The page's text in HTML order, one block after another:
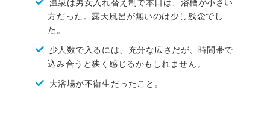
方だった。露天風呂が無いのは少し残念でし
た。
少人数で入るには、充分な広さだが、時間帯で
込み合うと狭く感じるかもしれません。
大浴場が不衛生だったこと。